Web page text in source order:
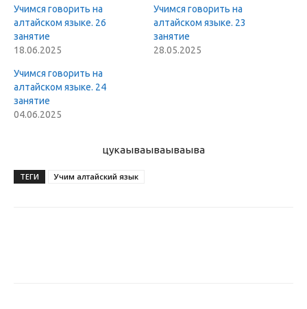
Учимся говорить на
алтайском языке. 26
занятие
18.06.2025
Учимся говорить на
алтайском языке. 23
занятие
28.05.2025
Учимся говорить на
алтайском языке. 24
занятие
04.06.2025
цукаываываываыва
ТЕГИ Учим алтайский язык